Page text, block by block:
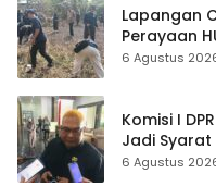
Lapangan
Perayaan
Warga
6 Agustus
Komisi I
Jadi Syarat
6 Agustus